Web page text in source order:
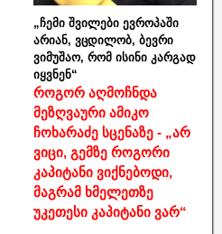
„ჩემი შვილები ევროპაში
არიან, ვცდილობ, ბევრი
ვიმუშაო, რომ ისინი კარგად
იყვნენ“
როგორ აღმოჩნდა
მეზღვაური ამიკო
ჩოხარაძე სცენაზე - „არ
ვიცი, გემზე როგორი
კაპიტანი ვიქნებოდი,
მაგრამ ხმელეთზე
უკეთესი კაპიტანი ვარ“